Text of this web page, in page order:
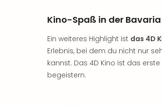
Kino-Spaß in der
Ein weiteres Highlight ist das 4D
Erlebnis, bei dem du nicht nur
kannst. Das 4D Kino ist das
begeistern.